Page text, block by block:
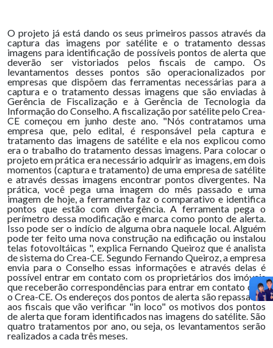
O projeto já está dando os seus primeiros passos através da
captura das imagens por satélite e o tratamento dessas
imagens para identificação de possíveis pontos de alerta que
deverão ser vistoriados pelos fiscais de campo. Os
levantamentos desses pontos são operacionalizados por
empresas que dispõem das ferramentas necessárias para a
captura e o tratamento dessas imagens que são enviadas à
Gerência de Fiscalização e à Gerência de Tecnologia da
Informação do Conselho. A fiscalização por satélite pelo Crea-
CE começou em junho deste ano. "Nós contratamos uma
empresa que, pelo edital, é responsável pela captura e
tratamento das imagens de satélite e ela nos explicou como
era o trabalho do tratamento dessas imagens. Para colocar o
projeto em prática era necessário adquirir as imagens, em dois
momentos (captura e tratamento) de uma empresa de satélite
e através dessas imagens encontrar pontos divergentes. Na
prática, você pega uma imagem do mês passado e uma
imagem de hoje, a ferramenta faz o comparativo e identifica
pontos que estão com divergência. A ferramenta pega o
perímetro dessa modificação e marca como ponto de alerta.
Isso pode ser o indício de alguma obra naquele local. Alguém
pode ter feito uma nova construção na edificação ou instalou
telas fotovoltáicas ", explica Fernando Queiroz que é analista
de sistema do Crea-CE. Segundo Fernando Queiroz, a empresa
envia para o Conselho essas informações e através delas é
possível entrar em contato com os proprietários dos imóveis
que receberão correspondências para entrar em contato com
o Crea-CE. Os endereços dos pontos de alerta são repassados
aos fiscais que vão verificar "in loco" os motivos dos pontos
de alerta que foram identificados nas imagens do satélite. São
quatro tratamentos por ano, ou seja, os levantamentos serão
realizados a cada três meses.